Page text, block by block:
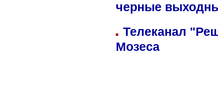
черные
Телеканал
Мозеса